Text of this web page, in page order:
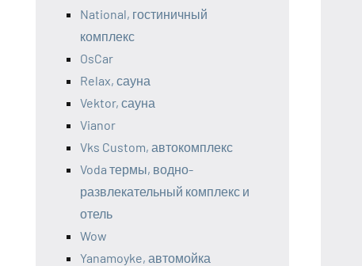
National, гостиничный
комплекс
OsCar
Relax, сауна
Vektor, сауна
Vianor
Vks Custom, автокомплекс
Voda термы, водно-
развлекательный комплекс и
отель
Wow
Yanamoyke, автомойка